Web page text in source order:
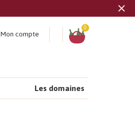
Mon compte
Panier
0
Les domaines